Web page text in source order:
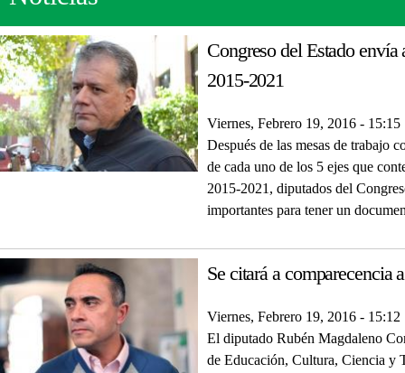
Congreso del Estado
2015-2021
Viernes, Febrero 19, 2016 - 15:15
Después de las mesas de trabajo
de cada uno de los 5 ejes que
2015-2021, diputados del
importantes para tener un
Se citará a comparecencia
Viernes, Febrero 19, 2016 - 15:12
El diputado Rubén Magdaleno
de Educación, Cultura, Ciencia y